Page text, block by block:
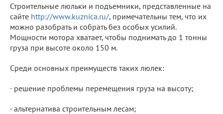
Строительные люльки и подъемники, представленные на
сайте http://www.kuznica.ru/, примечательны тем, что их
можно разобрать и собрать без особых усилий.
Мощности мотора хватает, чтобы поднимать до 1 тонны
груза при высоте около 150 м.
Среди основных преимуществ таких люлек:
· решение проблемы перемещения груза на высоту;
· альтернатива строительным лесам;